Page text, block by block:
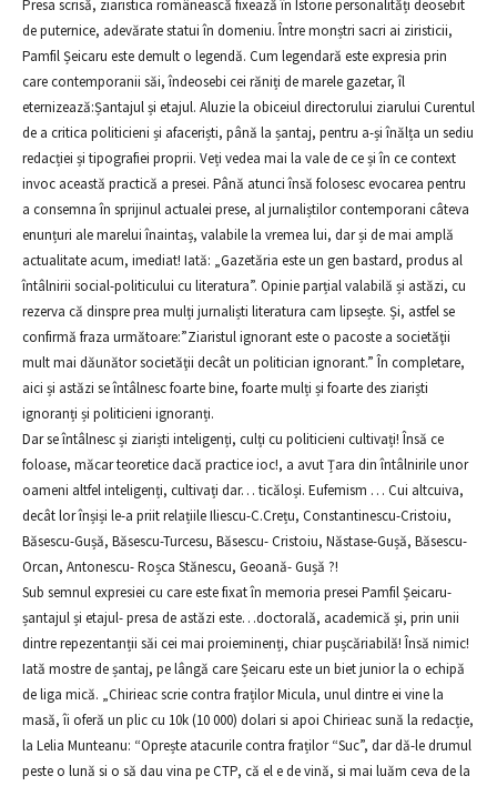
Presa scrisă, ziaristica românească fixează în Istorie personalități deosebit
de puternice, adevărate statui în domeniu. Între monștri sacri ai ziristicii,
Pamfil Șeicaru este demult o legendă. Cum legendară este expresia prin
care contemporanii săi, îndeosebi cei răniți de marele gazetar, îl
eternizează:Șantajul și etajul. Aluzie la obiceiul directorului ziarului Curentul
de a critica politicieni și afaceriști, până la șantaj, pentru a-și înălța un sediu
redacției și tipografiei proprii. Veți vedea mai la vale de ce și în ce context
invoc această practică a presei. Până atunci însă folosesc evocarea pentru
a consemna în sprijinul actualei prese, al jurnaliștilor contemporani câteva
enunțuri ale marelui înaintaș, valabile la vremea lui, dar și de mai amplă
actualitate acum, imediat! Iată: „Gazetăria este un gen bastard, produs al
întâlnirii social-politicului cu literatura”. Opinie parțial valabilă și astăzi, cu
rezerva că dinspre prea mulți jurnaliști literatura cam lipsește. Și, astfel se
confirmă fraza următoare:”Ziaristul ignorant este o pacoste a societăţii
mult mai dăunător societăţii decât un politician ignorant.” În completare,
aici și astăzi se întâlnesc foarte bine, foarte mulți și foarte des ziariști
ignoranți și politicieni ignoranți.
Dar se întâlnesc și ziariști inteligenți, culți cu politicieni cultivați! Însă ce
foloase, măcar teoretice dacă practice ioc!, a avut Țara din întâlnirile unor
oameni altfel inteligenți, cultivați dar… ticăloși. Eufemism … Cui altcuiva,
decât lor înșiși le-a priit relațiile Iliescu-C.Crețu, Constantinescu-Cristoiu,
Băsescu-Gușă, Băsescu-Turcesu, Băsescu- Cristoiu, Năstase-Gușă, Băsescu-
Orcan, Antonescu- Roșca Stănescu, Geoană- Gușă ?!
Sub semnul expresiei cu care este fixat în memoria presei Pamfil Șeicaru-
șantajul și etajul- presa de astăzi este…doctorală, academică și, prin unii
dintre repezentanții săi cei mai proieminenți, chiar pușcăriabilă! Însă nimic!
Iată mostre de șantaj, pe lângă care Șeicaru este un biet junior la o echipă
de liga mică. „Chirieac scrie contra fraților Micula, unul dintre ei vine la
masă, îi oferă un plic cu 10k (10 000) dolari si apoi Chirieac sună la redacție,
la Lelia Munteanu: “Oprește atacurile contra fraților “Suc”, dar dă-le drumul
peste o lună si o să dau vina pe CTP, că el e de vină, si mai luăm ceva de la